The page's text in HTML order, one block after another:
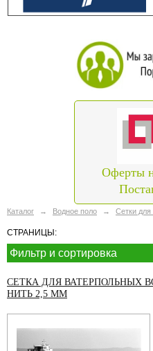
Оферты
Каталог → Водное поло → Сетки для
СТРАНИЦЫ:
Фильтр и сортировка
СЕТКА ДЛЯ ВАТЕРПОЛЬНЫХ
НИТЬ 2,5 ММ